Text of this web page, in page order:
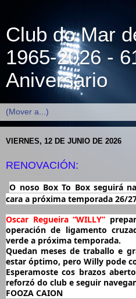
Club do Mar
1965-2026 -
Aniversario
VIERNES, 12 DE JUNIO DE 2026
RENOVACIÓN:
O noso Box To Box seguirá
cara a próxima temporada 26/
Oscar Regueira “WILLY”
operación de ligamento
verde a próxima temporada.
Quedan meses de traballo e
estar óptimo, pero Willy pode
Esperamoste cos brazos
reforzó do club e seguir
FOOZA CAION